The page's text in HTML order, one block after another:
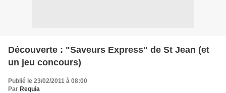
Découverte : "Saveurs Express" de St Jean (et
un jeu concours)
Publié le 23/02/2011 à 08:00
Par Requia